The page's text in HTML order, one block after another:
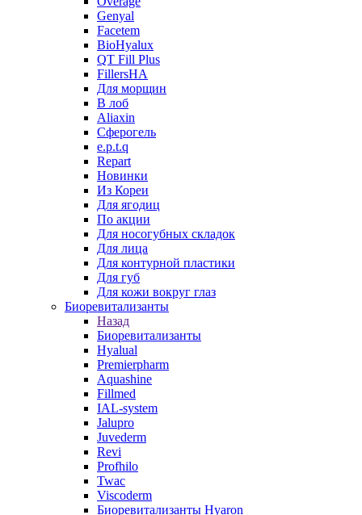
Genyal
Facetem
BioHyalux
QT Fill Plus
FillersHA
Для морщин
В лоб
Aliaxin
Сферогель
e.p.t.q
Repart
Новинки
Из Кореи
Для ягодиц
По акции
Для носогубных складок
Для лица
Для контурной пластики
Для губ
Для кожи вокруг глаз
Биоревитализанты
Назад
Биоревитализанты
Hyalual
Premierpharm
Aquashine
Fillmed
IAL-system
Jalupro
Juvederm
Revi
Profhilo
Twac
Viscoderm
Биоревитализанты Hyaron